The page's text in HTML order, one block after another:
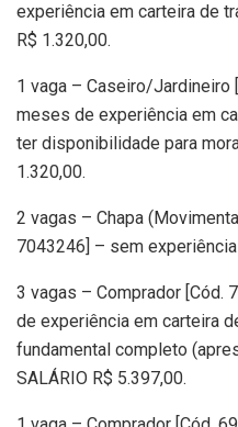
experiência em carteira de
R$ 1.320,00.
1 vaga – Caseiro/
meses de experiência em
ter disponibilidade para
1.320,00.
2 vagas – Chapa
7043246] – sem
3 vagas – Comprador
de experiência em carteira
fundamental completo
SALÁRIO R$ 5.397,00.